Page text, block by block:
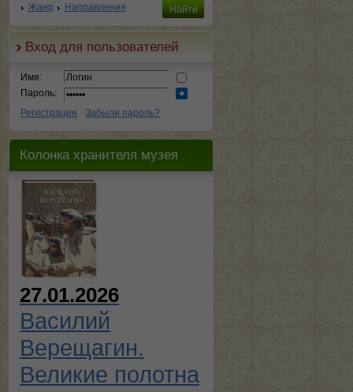
Жанр Направления
Вход для пользователей
Имя:
Пароль:
Регистрация
Забыли пароль?
Колонка хранителя музея
27.01.2026
Василий
Верещагин.
Великие полотна